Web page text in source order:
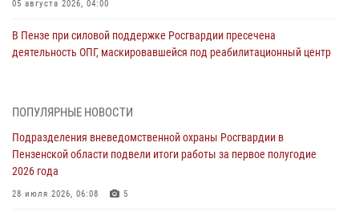
05 августа 2026, 04:00
В Пензе при силовой поддержке Росгвардии пресечена
деятельность ОПГ, маскировавшейся под реабилитационный центр
работы за первое полугодие 2026 года
Росгвардия обеспечила безопасность праздничных мероприятий в
ПОПУЛЯРНЫЕ НОВОСТИ
Подразделения вневедомственной охраны Росгвардии в
Пензенской области подвели итоги работы за первое полугодие
2026 года
28 июля 2026, 06:08 5